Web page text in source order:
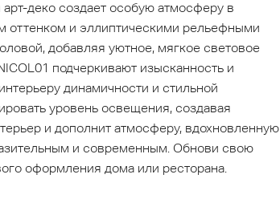
деко создает особую атмосферу в
оттенком и эллиптическими рельефными
добавляя уютное, мягкое световое
подчеркивают изысканность и
динамичности и стильной
уровень освещения, создавая
и дополнит атмосферу, вдохновленную
и современным. Обнови свою
оформления дома или ресторана.